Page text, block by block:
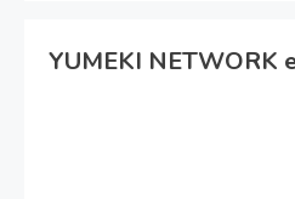
YUMEKI NETWORK